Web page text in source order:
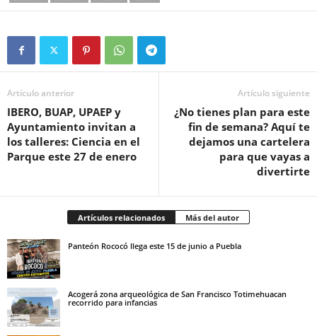
Artículo anterior
IBERO, BUAP, UPAEP y
Ayuntamiento invitan a
los talleres: Ciencia en el
Parque este 27 de enero
Artículo siguiente
¿No tienes plan para este
fin de semana? Aquí te
dejamos una cartelera
para que vayas a
divertirte
Artículos relacionados Más del autor
Panteón Rococó llega este 15 de junio a Puebla
Acogerá zona arqueológica de San Francisco Totimehuacan
recorrido para infancias